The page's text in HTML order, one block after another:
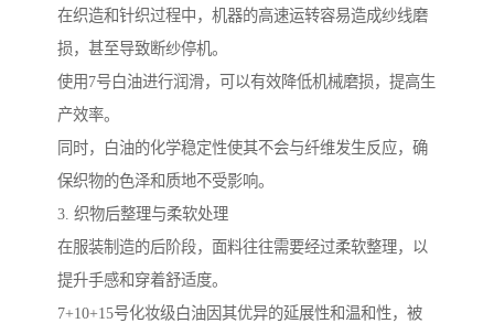
在织造和针织过程中，机器的高速运转容易造成纱线磨
损，甚至导致断纱停机。
使用7号白油进行润滑，可以有效降低机械磨损，提高生
产效率。
同时，白油的化学稳定性使其不会与纤维发生反应，确
保织物的色泽和质地不受影响。
3. 织物后整理与柔软处理
在服装制造的后阶段，面料往往需要经过柔软整理，以
提升手感和穿着舒适度。
7+10+15号化妆级白油因其优异的延展性和温和性，被